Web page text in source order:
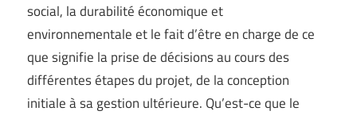
social, la durabilité économique et
environnementale et le fait d’être en charge de ce
que signifie la prise de décisions au cours des
différentes étapes du projet, de la conception
initiale à sa gestion ultérieure. Qu’est-ce que le